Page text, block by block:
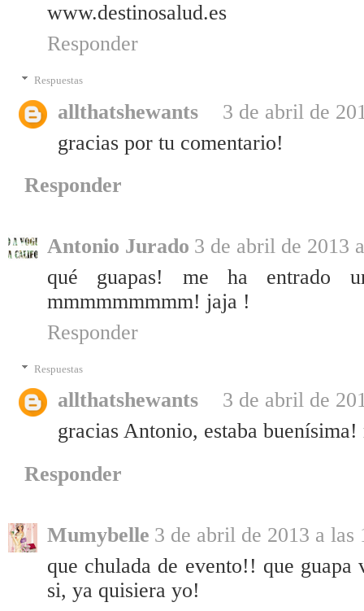
www.destinosalud.es
Responder
Respuestas
allthatshewants
3 de abril de
gracias por tu comentario!
Responder
Antonio Jurado 3 de abril de 2013
qué guapas! me ha
mmmmmmmmm! jaja !
Responder
Respuestas
allthatshewants
3 de abril de
gracias Antonio, estaba buenísima!
Responder
Mumybelle 3 de abril de 2013 a las
que chulada de evento!! que
si, ya quisiera yo!